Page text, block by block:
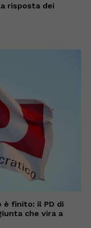
risposta dei
è finito: il PD di
che vira a